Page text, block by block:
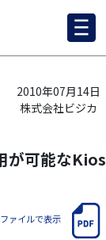
2010年07月14日
株式会社ビジカ
が可能なKios
ァイルで表示